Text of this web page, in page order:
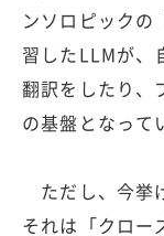
ンソロピック
習したLLMが、
翻訳をしたり、
の基盤となって
ただし、今挙
それは「クロー